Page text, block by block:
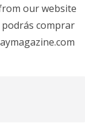
our website
podrás comprar